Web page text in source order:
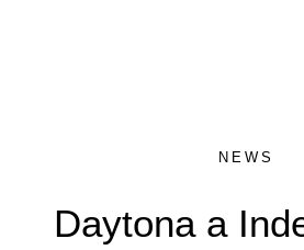
NEWS
Daytona a